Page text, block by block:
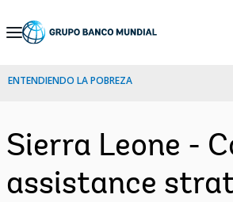
Skip
Navigation
ENTENDIENDO LA POBREZA
Sierra Leone -
assistance